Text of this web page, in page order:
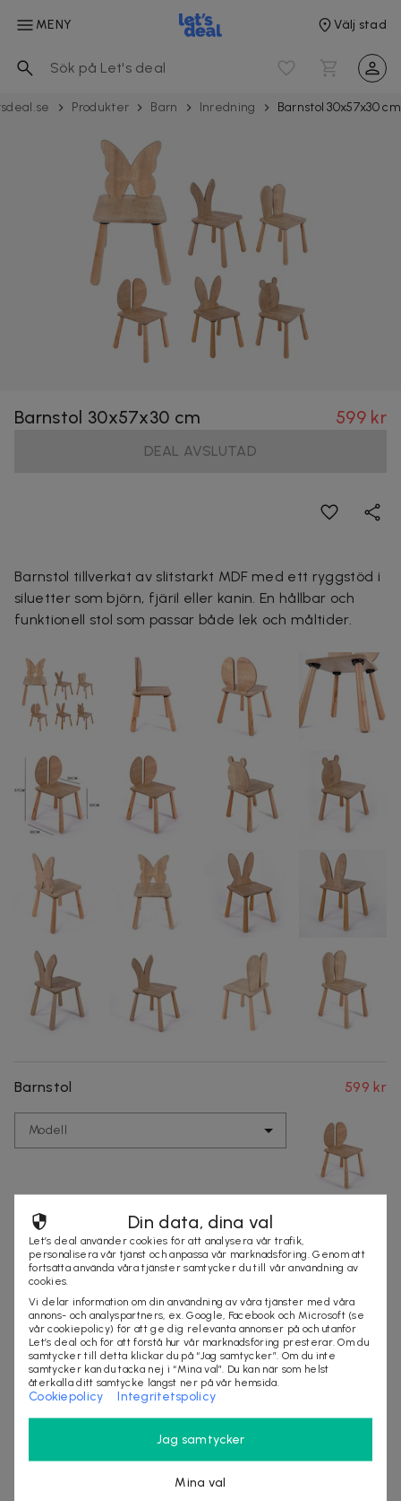
MENY Välj stad
Produkter Barn Inredning Barnstol 30x57x30 cm
Barnstol 30x57x30 cm 599 kr
DEAL AVSLUTAD
Barnstol tillverkat av slitstarkt MDF med ett ryggstöd i
siluetter som björn, fjäril eller kanin. En hållbar och
funktionell stol som passar både lek och måltider.
Barnstol 599 kr
Modell
DEAL AVSLUTAD
Produktinformation
Material: 100% MDF
Mått (BxHxD): 30 x 57 x 30 cm
Villkor
Frakt tillkommer
Leveranstid: ca 20 arbetsdagar
Din data, dina val
Let’s deal använder cookies för att analysera vår trafik,
personalisera vår tjänst och anpassa vår marknadsföring. Genom att
fortsätta använda våra tjänster samtycker du till vår användning av
cookies.
Vi delar information om din användning av våra tjänster med våra
annons- och analyspartners, ex. Google, Facebook och Microsoft (se
vår cookiepolicy) för att ge dig relevanta annonser på och utanför
Let’s deal och för att förstå hur vår marknadsföring presterar. Om du
samtycker till detta klickar du på “Jag samtycker”. Om du inte
samtycker kan du tacka nej i “Mina val”. Du kan när som helst
återkalla ditt samtycke längst ner på vår hemsida.
Cookiepolicy Integritetspolicy
Jag samtycker
Mina val